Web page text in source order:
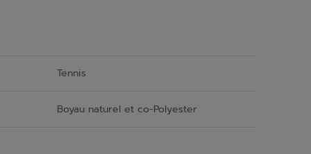
Tennis
Boyau naturel et co-Polyester